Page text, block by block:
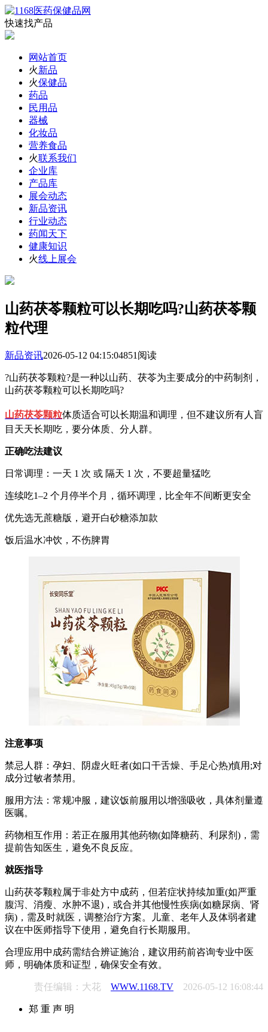
快速找产品
网站首页
火新品
火保健品
药品
民用品
器械
化妆品
营养食品
火联系我们
企业库
产品库
展会动态
新品资讯
行业动态
药闻天下
健康知识
火线上展会
山药茯苓颗粒可以长期吃吗?山药茯苓颗
粒代理
新品资讯2026-05-12 04:15:04851阅读
?山药茯苓颗粒?是一种以山药、茯苓为主要成分的中药制剂，
山药茯苓颗粒可以长期吃吗?
山药茯苓颗粒体质适合可以长期温和调理，但不建议所有人盲
目天天长期吃，要分体质、分人群。
正确吃法建议
日常调理：一天 1 次 或 隔天 1 次，不要超量猛吃
连续吃1–2 个月停半个月，循环调理，比全年不间断更安全
优先选无蔗糖版，避开白砂糖添加款
饭后温水冲饮，不伤脾胃
注意事项
禁忌人群：孕妇、阴虚火旺者(如口干舌燥、手足心热)慎用;对
成分过敏者禁用。
服用方法：常规冲服，建议饭前服用以增强吸收，具体剂量遵
医嘱。
药物相互作用：若正在服用其他药物(如降糖药、利尿剂)，需
提前告知医生，避免不良反应。
就医指导
山药茯苓颗粒属于非处方中成药，但若症状持续加重(如严重
腹泻、消瘦、水肿不退)，或合并其他慢性疾病(如糖尿病、肾
病)，需及时就医，调整治疗方案。儿童、老年人及体弱者建
议在中医师指导下使用，避免自行长期服用。
合理应用中成药需结合辨证施治，建议用药前咨询专业中医
师，明确体质和证型，确保安全有效。
责任编辑：大花 WWW.1168.TV 2026-05-12 16:08:44
郑 重 声 明